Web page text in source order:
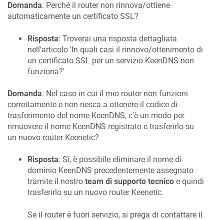
Domanda: Perché il router non rinnova/ottiene
automaticamente un certificato SSL?
Risposta: Troverai una risposta dettagliata
nell'articolo 'In quali casi il rinnovo/ottenimento di
un certificato SSL per un servizio KeenDNS non
funziona?'
Domanda: Nel caso in cui il mio router non funzioni
correttamente e non riesca a ottenere il codice di
trasferimento del nome KeenDNS, c'è un modo per
rimuovere il nome KeenDNS registrato e trasferirlo su
un nuovo router Keenetic?
Risposta: Sì, è possibile eliminare il nome di
dominio KeenDNS precedentemente assegnato
tramite il nostro team di supporto tecnico e quindi
trasferirlo su un nuovo router Keenetic.
Se il router è fuori servizio, si prega di contattare il